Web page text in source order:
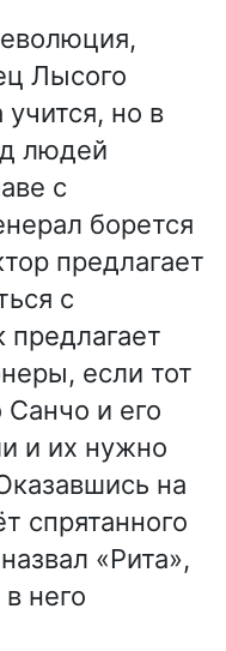
Лысого
но в
людей
с
борется
предлагает
с
если тот
Санчо и его
и их нужно
на
спрятанного
«Рита»,
него